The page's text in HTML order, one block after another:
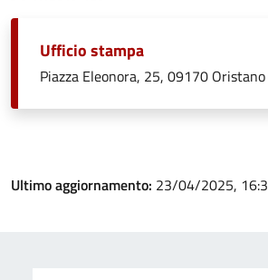
Ufficio stampa
Piazza Eleonora, 25, 09170
Ultimo aggiornamento: 23/04/2025,